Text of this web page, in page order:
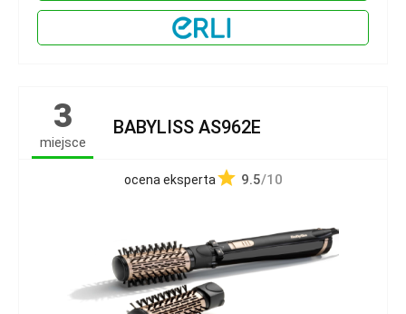
3
miejsce
BABYLISS AS962E
ocena eksperta 9.5/10